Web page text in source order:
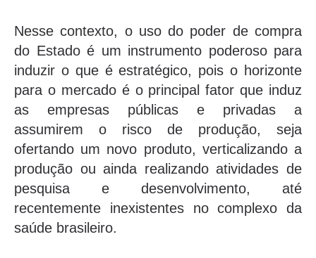
Nesse contexto, o uso do poder de compra
do Estado é um instrumento poderoso para
induzir o que é estratégico, pois o horizonte
para o mercado é o principal fator que induz
as empresas públicas e privadas a
assumirem o risco de produção, seja
ofertando um novo produto, verticalizando a
produção ou ainda realizando atividades de
pesquisa e desenvolvimento, até
recentemente inexistentes no complexo da
saúde brasileiro.